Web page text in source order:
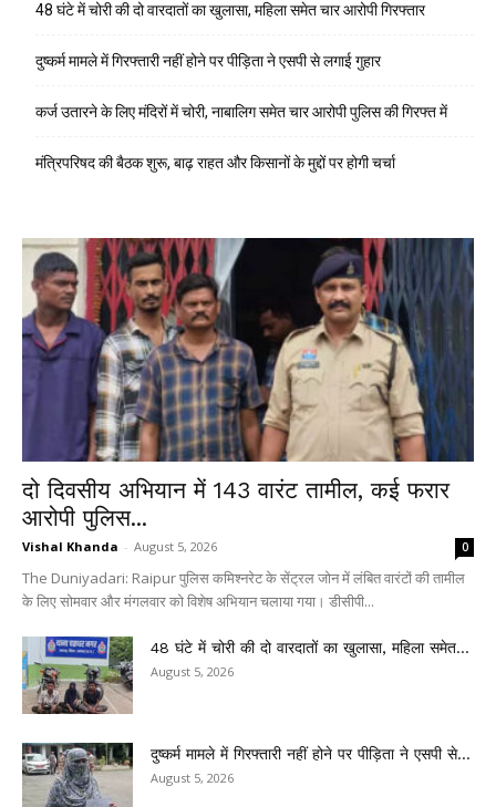
48 घंटे में चोरी की दो वारदातों का खुलासा, महिला समेत चार आरोपी गिरफ्तार
दुष्कर्म मामले में गिरफ्तारी नहीं होने पर पीड़िता ने एसपी से लगाई गुहार
कर्ज उतारने के लिए मंदिरों में चोरी, नाबालिग समेत चार आरोपी पुलिस की गिरफ्त में
मंत्रिपरिषद की बैठक शुरू, बाढ़ राहत और किसानों के मुद्दों पर होगी चर्चा
दो दिवसीय अभियान में 143 वारंट तामील, कई फरार
आरोपी पुलिस...
Vishal Khanda - August 5, 2026 0
The Duniyadari: Raipur पुलिस कमिश्नरेट के सेंट्रल जोन में लंबित वारंटों की तामील
के लिए सोमवार और मंगलवार को विशेष अभियान चलाया गया। डीसीपी...
48 घंटे में चोरी की दो वारदातों का खुलासा, महिला समेत...
August 5, 2026
दुष्कर्म मामले में गिरफ्तारी नहीं होने पर पीड़िता ने एसपी से...
August 5, 2026